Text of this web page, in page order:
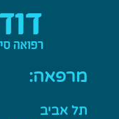
מרפאה:
תל אביב